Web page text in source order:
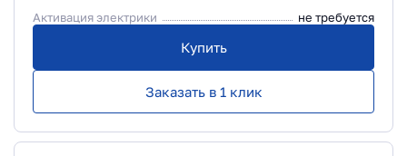
Активация электрики
не требуется
Купить
Заказать в 1 клик